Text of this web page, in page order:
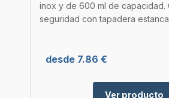
inox y de 600 ml de capacidad.
seguridad con tapadera
desde 7.86 €
Ver producto